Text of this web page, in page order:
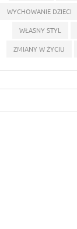
WYCHOWANIE DZIECI
WŁASNY STYL
ZMIANY W ŻYCIU